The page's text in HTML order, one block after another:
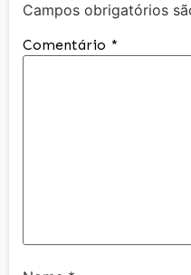
Campos obrigatórios
Comentário *